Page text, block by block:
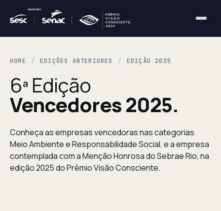
HOME EDIÇÕES ANTERIORES EDIÇÃO 2025
6ª Edição
Vencedores 2025.
Conheça as empresas vencedoras nas categorias
Meio Ambiente e Responsabilidade Social, e a empresa
contemplada com a Menção Honrosa do Sebrae Rio, na
edição 2025 do Prêmio Visão Consciente.